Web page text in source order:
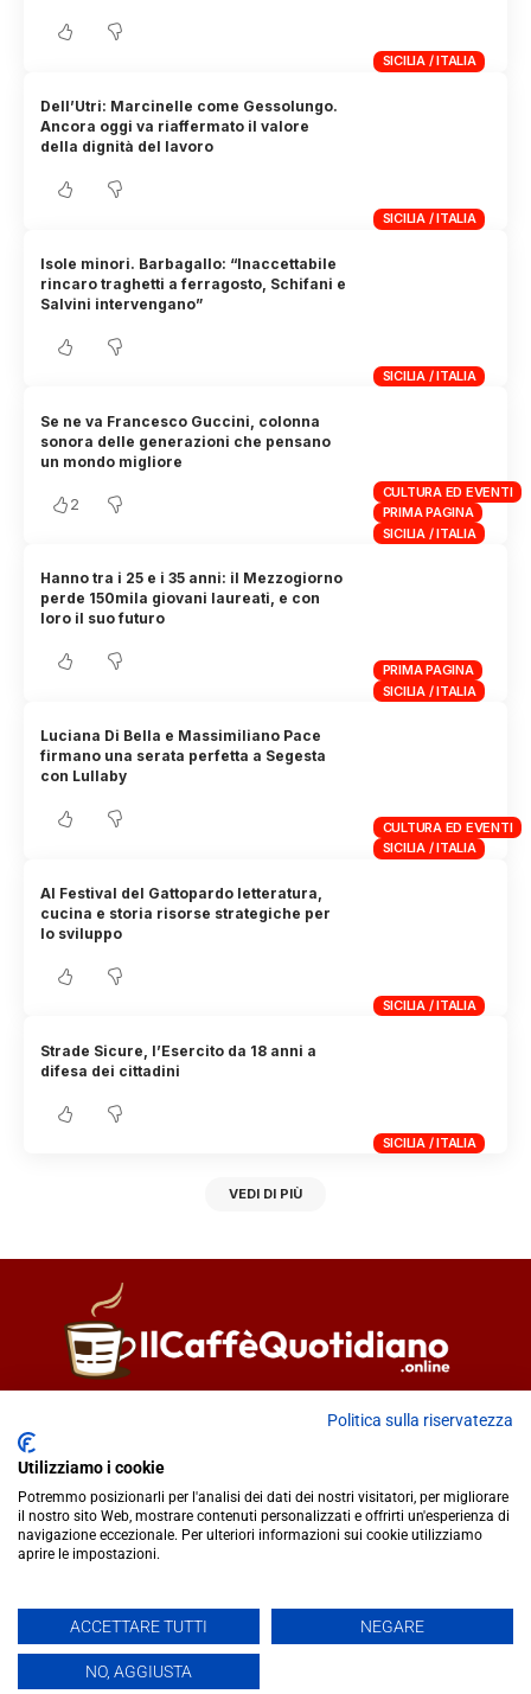
SICILIA / ITALIA
SICILIA / ITALIA
Dell’Utri: Marcinelle come Gessolungo.
Ancora oggi va riaffermato il valore
della dignità del lavoro
SICILIA / ITALIA
Isole minori. Barbagallo: “Inaccettabile
rincaro traghetti a ferragosto, Schifani e
Salvini intervengano”
CULTURA ED EVENTI
PRIMA PAGINA
SICILIA / ITALIA
Se ne va Francesco Guccini, colonna
sonora delle generazioni che pensano
un mondo migliore
2
PRIMA PAGINA
SICILIA / ITALIA
Hanno tra i 25 e i 35 anni: il Mezzogiorno
perde 150mila giovani laureati, e con
loro il suo futuro
CULTURA ED EVENTI
SICILIA / ITALIA
Luciana Di Bella e Massimiliano Pace
firmano una serata perfetta a Segesta
con Lullaby
SICILIA / ITALIA
Al Festival del Gattopardo letteratura,
cucina e storia risorse strategiche per
lo sviluppo
SICILIA / ITALIA
Strade Sicure, l’Esercito da 18 anni a
difesa dei cittadini
VEDI DI PIÙ
Fiorella Falci
redazione@ilcaffequotidiano.online
C.F. 92076900858
Chi siamo
IlCaffèQuotidiano.online è una testata giornalistica registrata
presso il Tribunale di Caltanissetta n.02/2024 del 17/07/2024 |
Realizzato da
Politica sulla riservatezza
Utilizziamo i cookie
Potremmo posizionarli per l'analisi dei dati dei nostri visitatori, per migliorare
il nostro sito Web, mostrare contenuti personalizzati e offrirti un'esperienza di
navigazione eccezionale. Per ulteriori informazioni sui cookie utilizziamo
aprire le impostazioni.
ACCETTARE TUTTI NEGARE
NO, AGGIUSTA